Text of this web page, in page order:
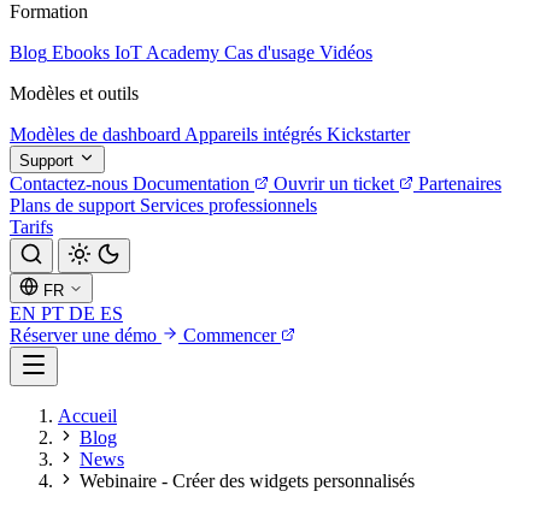
Formation
Blog Ebooks IoT Academy Cas d'usage Vidéos
Modèles et outils
Modèles de dashboard Appareils intégrés Kickstarter
Support
Contactez-nous Documentation Ouvrir un ticket
Partenaires
Plans de support Services professionnels
Tarifs
FR
EN PT DE ES
Réserver une démo
Commencer
Accueil
Blog
News
Webinaire - Créer des widgets personnalisés